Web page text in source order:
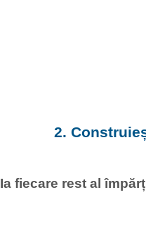
2.
Ia fiecare rest al